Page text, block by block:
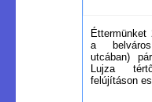
a
utcában)
Lujza
felújításon